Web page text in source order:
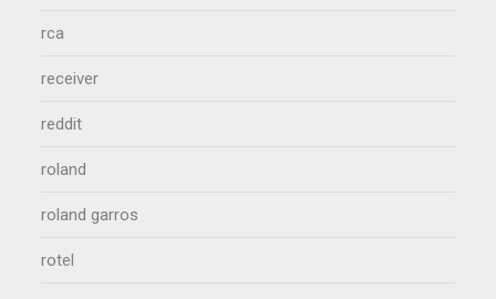
rca
receiver
reddit
roland
roland garros
rotel